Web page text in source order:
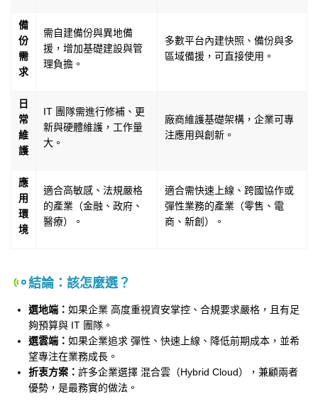
備
份
需
求
需自建備份與異地備
援，增加基礎建設與管
理負擔。
多數平台內建快照、備份與多
區域備援，可直接使用。
日
常
維
護
IT 團隊需進行修補、更
新與硬體維護，工作量
大。
廠商維護基礎架構，企業可專
注應用與創新。
應
用
環
境
適合高敏感、法規嚴格
的產業（金融、政府、
醫療）。
適合需快速上線、跨國協作或
彈性業務的產業（零售、電
商、新創）。
結論：該怎麼選？
選地端： 如果企業 高度重視資安掌控、合規要求嚴格，且有足
夠預算與 IT 團隊。
選雲端： 如果企業追求 彈性、快速上線、降低前期成本，並希
望專注在業務成長。
折衷方案： 許多企業選擇 混合雲（Hybrid Cloud），兼顧兩者
優勢，是最務實的做法。